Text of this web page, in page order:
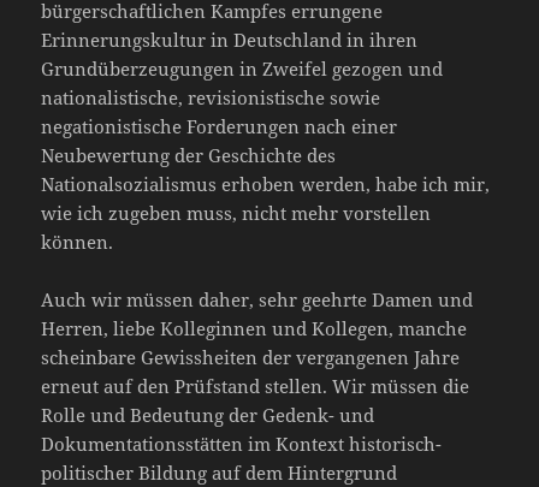
bürgerschaftlichen Kampfes errungene
Erinnerungskultur in Deutschland in ihren
Grundüberzeugungen in Zweifel gezogen und
nationalistische, revisionistische sowie
negationistische Forderungen nach einer
Neubewertung der Geschichte des
Nationalsozialismus erhoben werden, habe ich mir,
wie ich zugeben muss, nicht mehr vorstellen
können.
Auch wir müssen daher, sehr geehrte Damen und
Herren, liebe Kolleginnen und Kollegen, manche
scheinbare Gewissheiten der vergangenen Jahre
erneut auf den Prüfstand stellen. Wir müssen die
Rolle und Bedeutung der Gedenk- und
Dokumentationsstätten im Kontext historisch-
politischer Bildung auf dem Hintergrund